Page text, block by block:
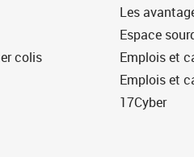
colis
Les
Espace
Emplois et
Emplois et
17Cyber